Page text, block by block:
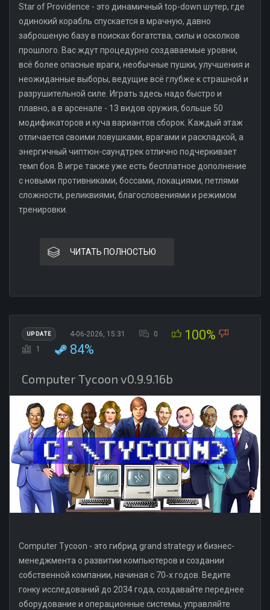
Star of Providence - это динамичный top-down шутер, где
одинокий корабль спускается в мрачную, давно
заброшеную базу в поисках богатства, силы и осколков
прошлого. Вас ждут процедурно создаваемые уровни,
всё более опасные враги, необычные пушки, улучшения и
неожиданные выборы, ведущие всё глубже к страшной и
разрушительной силе. Играть здесь надо быстро и
плавно, а в арсенале - 13 видов оружия, больше 50
модификаторов и куча вариантов сборок. Каждый этаж
отличается своими ловушками, врагами и раскладкой, а
энергичный чиптюн-саундтрек отлично подчеркивает
темп боя. В игре также уже есть бесплатное дополнение
с новыми противниками, боссами, локациями, петлями
сложности, реликвиями, благословениями и режимом
тренировки.
ЧИТАТЬ ПОЛНОСТЬЮ
UPDATE 4-06-2026, 15:31 0 100%
1 84%
Computer Tycoon v0.9.9.16b
Computer Tycoon - это гибрид grand strategy и бизнес-
менеджмента о развитии компьютеров и создании
собственной компании, начиная с 70‑х годов. Ведите
гонку исследований до 2034 года, создавайте переднее
оборудование и операционные системы, управляйте